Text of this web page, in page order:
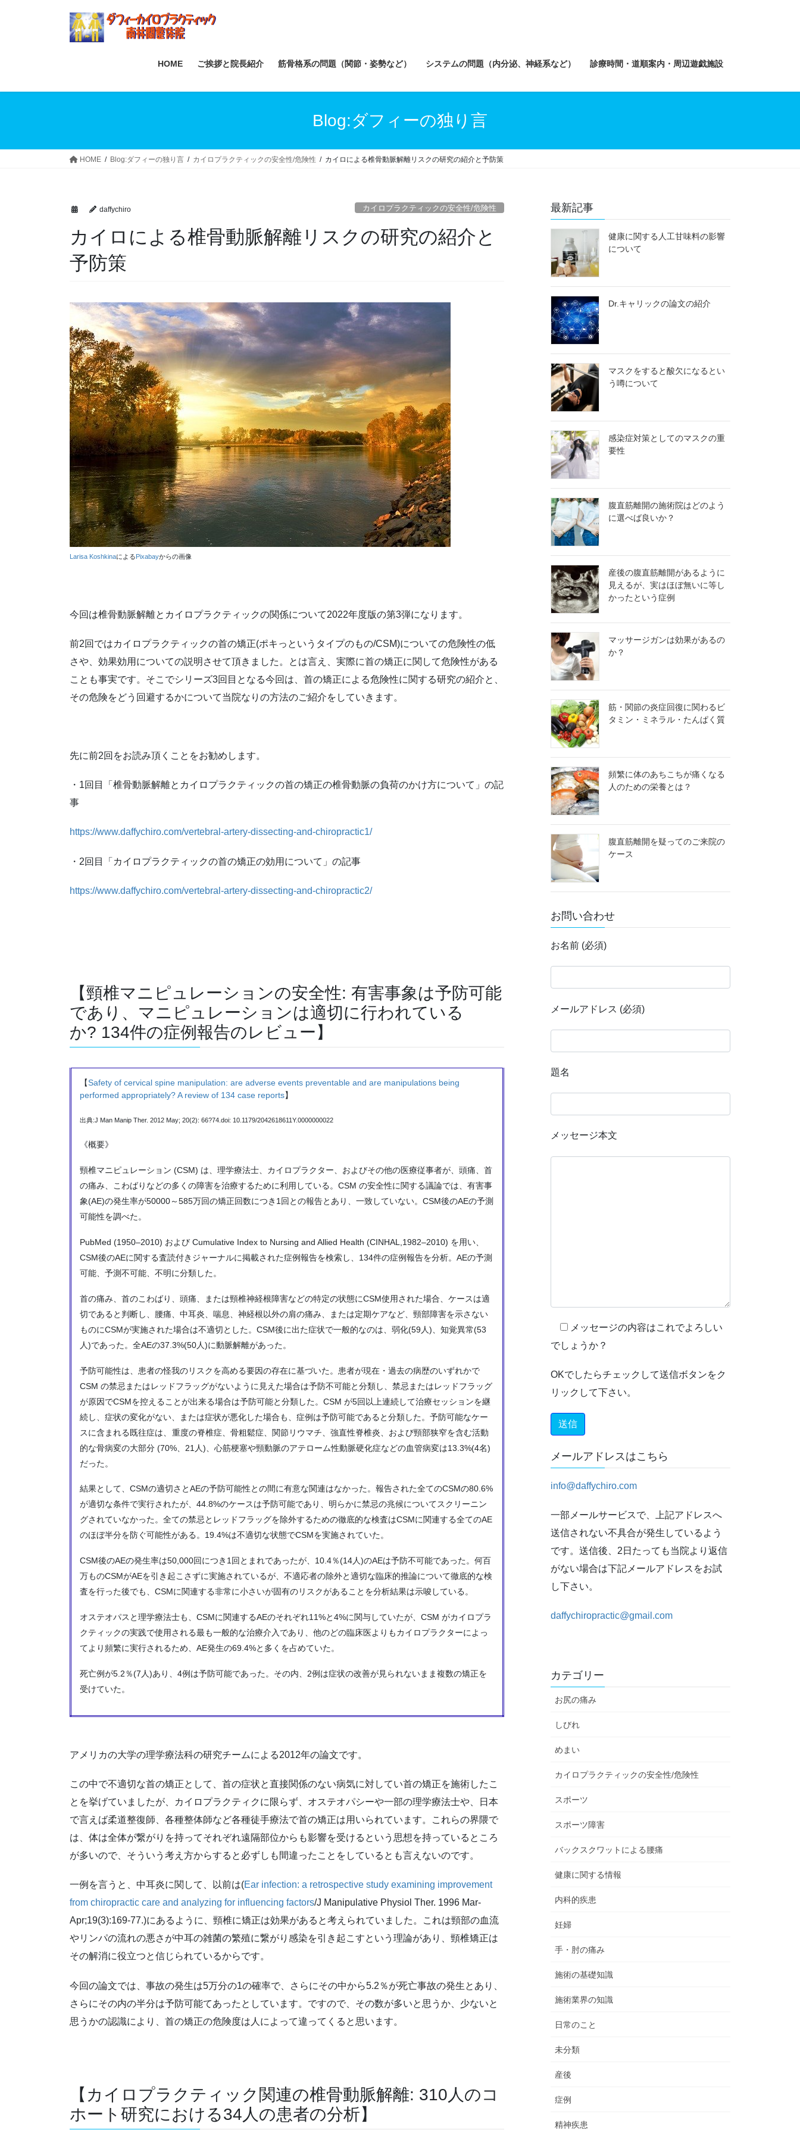
HOME ご挨拶と院長紹介 筋骨格系の問題（関節・姿勢など） システムの問題（内分泌、神経系など） 診療時間・道順案内・周辺遊戯施設
Blog:ダフィーの独り言
HOME Blog:ダフィーの独り言 カイロプラクティックの安全性/危険性 カイロによる椎骨動脈解離リスクの研究の紹介と予防策
daffychiro カイロプラクティックの安全性/危険性
カイロによる椎骨動脈解離リスクの研究の紹介と
予防策
Larisa KoshkinaによるPixabayからの画像
今回は椎骨動脈解離とカイロプラクティックの関係について2022年度版の第3弾になります。
前2回ではカイロプラクティックの首の矯正(ポキっというタイプのもの/CSM)についての危険性の低
さや、効果効用についての説明させて頂きました。とは言え、実際に首の矯正に関して危険性がある
ことも事実です。そこでシリーズ3回目となる今回は、首の矯正による危険性に関する研究の紹介と、
その危険をどう回避するかについて当院なりの方法のご紹介をしていきます。
先に前2回をお読み頂くことをお勧めします。
・1回目「椎骨動脈解離とカイロプラクティックの首の矯正の椎骨動脈の負荷のかけ方について」の記
事
https://www.daffychiro.com/vertebral-artery-dissecting-and-chiropractic1/
・2回目「カイロプラクティックの首の矯正の効用について」の記事
https://www.daffychiro.com/vertebral-artery-dissecting-and-chiropractic2/
【頸椎マニピュレーションの安全性: 有害事象は予防可能
であり、マニピュレーションは適切に行われている
か? 134件の症例報告のレビュー】
【Safety of cervical spine manipulation: are adverse events preventable and are manipulations being
performed appropriately? A review of 134 case reports】
出典:J Man Manip Ther. 2012 May; 20(2): 66?74.doi: 10.1179/2042618611Y.0000000022
《概要》
頸椎マニピュレーション (CSM) は、理学療法士、カイロプラクター、およびその他の医療従事者が、頭痛、首
の痛み、こわばりなどの多くの障害を治療するために利用している。CSM の安全性に関する議論では、有害事
象(AE)の発生率が50000～585万回の矯正回数につき1回との報告とあり、一致していない。CSM後のAEの予測
可能性を調べた。
PubMed (1950–2010) および Cumulative Index to Nursing and Allied Health (CINHAL,1982–2010) を用い、
CSM後のAEに関する査読付きジャーナルに掲載された症例報告を検索し、134件の症例報告を分析。AEの予測
可能、予測不可能、不明に分類した。
首の痛み、首のこわばり、頭痛、または頸椎神経根障害などの特定の状態にCSM使用された場合、ケースは適
切であると判断し、腰痛、中耳炎、喘息、神経根以外の肩の痛み、または定期ケアなど、頸部障害を示さない
ものにCSMが実施された場合は不適切とした。CSM後に出た症状で一般的なのは、弱化(59人)、知覚異常(53
人)であった。全AEの37.3%(50人)に動脈解離があった。
予防可能性は、患者の怪我のリスクを高める要因の存在に基づいた。患者が現在・過去の病歴のいずれかで
CSM の禁忌またはレッドフラッグがないように見えた場合は予防不可能と分類し、禁忌またはレッドフラッグ
が原因でCSMを控えることが出来る場合は予防可能と分類した。CSM が5回以上連続して治療セッションを継
続し、症状の変化がない、または症状が悪化した場合も、症例は予防可能であると分類した。予防可能なケー
スに含まれる既往症は、 重度の脊椎症、骨粗鬆症、関節リウマチ、強直性脊椎炎、および頸部狭窄を含む活動
的な骨病変の大部分 (70%、21人)、心筋梗塞や頸動脈のアテローム性動脈硬化症などの血管病変は13.3%(4名)
だった。
結果として、CSMの適切さとAEの予防可能性との間に有意な関連はなかった。報告された全てのCSMの80.6%
が適切な条件で実行されたが、44.8%のケースは予防可能であり、明らかに禁忌の兆候についてスクリーニン
グされていなかった。全ての禁忌とレッドフラッグを除外するための徹底的な検査はCSMに関連する全てのAE
のほぼ半分を防ぐ可能性がある。19.4%は不適切な状態でCSMを実施されていた。
CSM後のAEの発生率は50,000回につき1回とまれであったが、10.4％(14人)のAEは予防不可能であった。何百
万ものCSMがAEを引き起こさずに実施されているが、不適応者の除外と適切な臨床的推論について徹底的な検
査を行った後でも、CSMに関連する非常に小さいが固有のリスクがあることを分析結果は示唆している。
オステオパスと理学療法士も、CSMに関連するAEのそれぞれ11%と4%に関与していたが、CSM がカイロプラ
クティックの実践で使用される最も一般的な治療介入であり、他のどの臨床医よりもカイロプラクターによっ
てより頻繁に実行されるため、AE発生の69.4%と多くを占めていた。
死亡例が5.2％(7人)あり、4例は予防可能であった。その内、2例は症状の改善が見られないまま複数の矯正を
受けていた。
アメリカの大学の理学療法科の研究チームによる2012年の論文です。
この中で不適切な首の矯正として、首の症状と直接関係のない病気に対してい首の矯正を施術したこ
とを挙げていましたが、カイロプラクティクに限らず、オステオパシーや一部の理学療法士や、日本
で言えば柔道整復師、各種整体師など各種徒手療法で首の矯正は用いられています。これらの界隈で
は、体は全体が繋がりを持ってそれぞれ遠隔部位からも影響を受けるという思想を持っているところ
が多いので、そういう考え方からすると必ずしも間違ったことをしているとも言えないのです。
一例を言うと、中耳炎に関して、以前は(Ear infection: a retrospective study examining improvement
from chiropractic care and analyzing for influencing factors/J Manipulative Physiol Ther. 1996 Mar-
Apr;19(3):169-77.)にあるように、頸椎に矯正は効果があると考えられていました。これは頸部の血流
やリンパの流れの悪さが中耳の雑菌の繁殖に繋がり感染を引き起こすという理論があり、頸椎矯正は
その解消に役立つと信じられているからです。
今回の論文では、事故の発生は5万分の1の確率で、さらにその中から5.2％が死亡事故の発生とあり、
さらにその内の半分は予防可能てあったとしています。ですので、その数が多いと思うか、少ないと
思うかの認識により、首の矯正の危険度は人によって違ってくると思います。
【カイロプラクティック関連の椎骨動脈解離: 310人のコ
ホート研究における34人の患者の分析】
最新記事
健康に関する人工甘味料の影響
について
Dr.キャリックの論文の紹介
マスクをすると酸欠になるとい
う噂について
感染症対策としてのマスクの重
要性
腹直筋離開の施術院はどのよう
に選べば良いか？
産後の腹直筋離開があるように
見えるが、実はほぼ無いに等し
かったという症例
マッサージガンは効果があるの
か？
筋・関節の炎症回復に関わるビ
タミン・ミネラル・たんぱく質
頻繁に体のあちこちが痛くなる
人のための栄養とは？
腹直筋離開を疑ってのご来院の
ケース
お問い合わせ
お名前 (必須)
メールアドレス (必須)
題名
メッセージ本文
メッセージの内容はこれでよろしい
でしょうか？
OKでしたらチェックして送信ボタンをク
リックして下さい。
メールアドレスはこちら
info@daffychiro.com
一部メールサービスで、上記アドレスへ
送信されない不具合が発生しているよう
です。送信後、2日たっても当院より返信
がない場合は下記メールアドレスをお試
し下さい。
daffychiropractic@gmail.com
カテゴリー
お尻の痛み
しびれ
めまい
カイロプラクティックの安全性/危険性
スポーツ
スポーツ障害
バックスクワットによる腰痛
健康に関する情報
内科的疾患
妊婦
手・肘の痛み
施術の基礎知識
施術業界の知識
日常のこと
未分類
産後
症例
精神疾患